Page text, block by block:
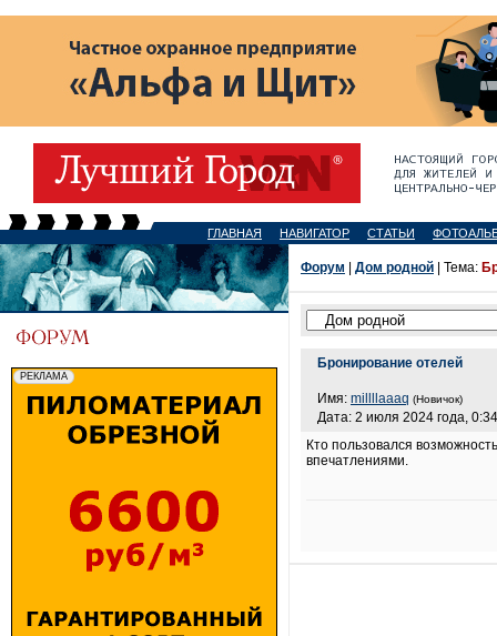
ГЛАВНАЯ НАВИГАТОР СТАТЬИ
Форум Дом родной | Тема:
Бронирование отелей
Имя: millllaaaq (Новичок)
Дата: 2 июля 2024 года, 0:34
Кто пользовался
впечатлениями.